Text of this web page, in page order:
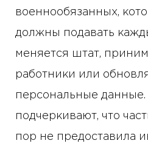
военнообязанных,
должны подавать
меняется штат,
работники или
персональные
подчеркивают, что
пор не предоставила